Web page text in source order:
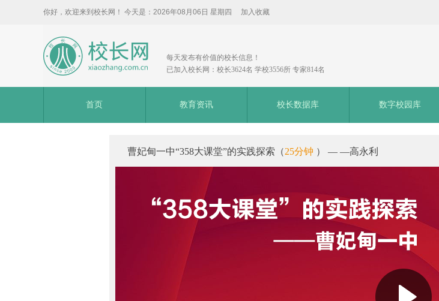
你好，欢迎来到校长网！ 今天是： 2026年08月06日 星期四 加入收藏
每天发布有价值的校长信息！
已加入校长网：校长3624名 学校3556所 专家814名
首页 教育资讯 校长数据库 数字校园库
曹妃甸一中“358大课堂”的实践探索（25分钟 ） — —高永利